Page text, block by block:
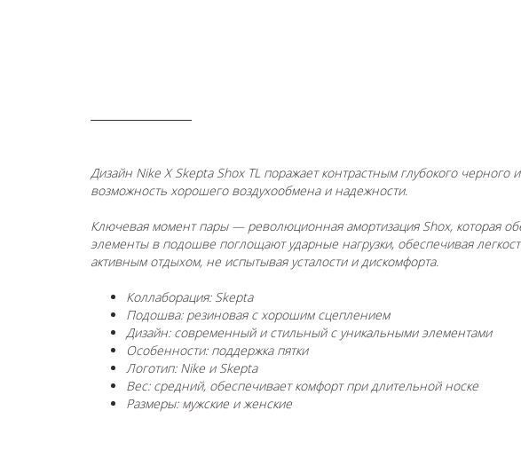
Дизайн Nike X Skepta Shox TL поражает контрастным глубокого
возможность хорошего воздухообмена и надежности.
Ключевая момент пары — революционная амортизация Shox, которая
элементы в подошве поглощают ударные нагрузки, обеспечивая
активным отдыхом, не испытывая усталости и дискомфорта.
Коллаборация: Skepta
Подошва: резиновая с хорошим сцеплением
Дизайн: современный и стильный с уникальными элементами
Особенности: поддержка пятки
Логотип: Nike и Skepta
Вес: средний, обеспечивает комфорт при длительной носке
Размеры: мужские и женские